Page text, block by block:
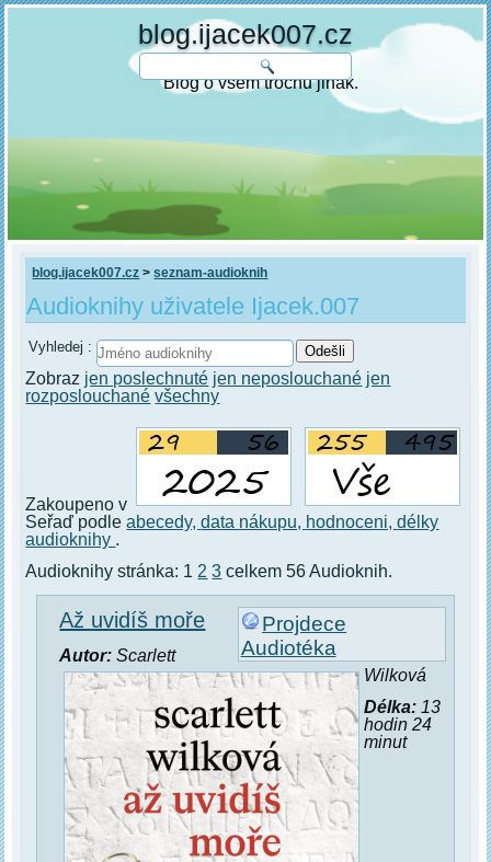
blog.ijacek007.cz
Blog o všem trochu jinak.
blog.ijacek007.cz >seznam-audioknih
Audioknihy uživatele Ijacek.007
Vyhledej :
Zobraz jen poslechnuté jen neposlouchané jen
rozposlouchané všechny
Zakoupeno v
Seřaď podleabecedy,data nákupu, hodnoceni,délky
audioknihy .
Audioknihy stránka: 1 2 3 celkem 56 Audioknih.
Projdece
Audiotéka
Až uvidíš moře
Autor: Scarlett
Wilková
Délka:13
hodin 24
minut